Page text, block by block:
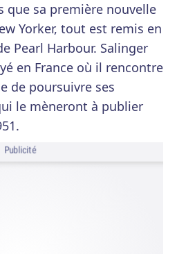
que sa première nouvelle
Yorker, tout est remis en
Pearl Harbour. Salinger
en France où il rencontre
de poursuivre ses
le mèneront à publier
Publicité